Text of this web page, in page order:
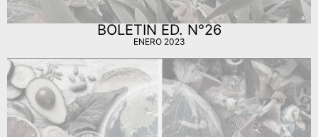
BOLETIN ED. N°26
ENERO 2023